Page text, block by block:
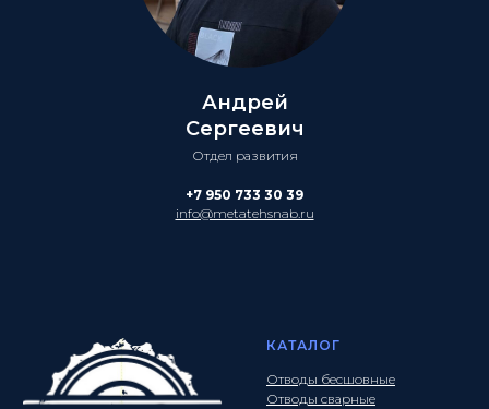
Андрей
Сергеевич
Отдел развития
+7 950 733 30 39
info@metatehsnab.ru
КАТАЛОГ
Отводы бесшовные
Отводы сварные